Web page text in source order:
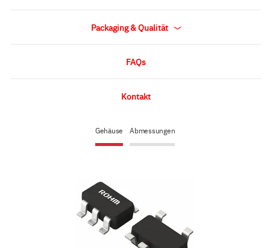
Gehäuse Abmessungen
Packaging & Qualität
FAQs
Kontakt